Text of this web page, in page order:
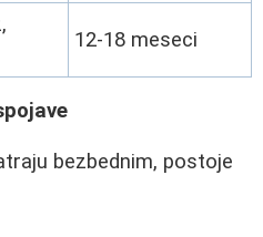
12-18 meseci
bezbednim, postoje